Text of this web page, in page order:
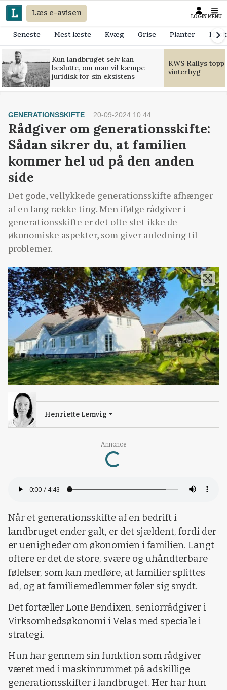
Læs e-avisen LOGIN MENU
Seneste Mest læste Kvæg Grise Planter
Kun landbruget selv kan
beslutte, om man vil kæmpe
juridisk for sin eksistens
KWS Rallys
vinterbyg
Annonce
Loading...
GENERATIONSSKIFTE 20-09-2024 10:44
Rådgiver om generationsskifte:
Sådan sikrer du, at familien
kommer hel ud på den anden
side
Det gode, vellykkede generationsskifte afhænger
af en lang række ting. Men ifølge rådgiver i
generationsskifte er det ofte slet ikke de
økonomiske aspekter, som giver anledning til
problemer.
Henriette Lemvig
Når et generationsskifte af en bedrift i
landbruget ender galt, er det sjældent, fordi der
er uenigheder om økonomien i familien. Langt
oftere er det de store, svære og uhåndterbare
følelser, som kan medføre, at familier splittes
ad, og at familiemedlemmer føler sig snydt.
Det fortæller Lone Bendixen, seniorrådgiver i
Virksomhedsøkonomi i Velas med speciale i
strategi.
Hun har gennem sin funktion som rådgiver
været med i maskinrummet på adskillige
generationsskifter i landbruget. Her har hun